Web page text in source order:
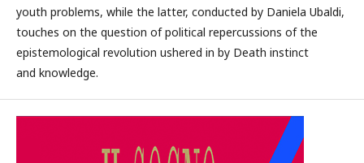
youth problems, while the latter, conducted by Daniela Ubaldi,
touches on the question of political repercussions of the
epistemological revolution ushered in by Death instinct
and knowledge.